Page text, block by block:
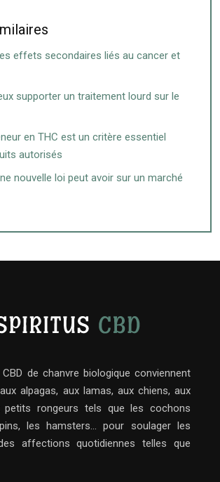
effets secondaires liés au cancer et
supporter un traitement lourd sur le
en THC est un critère essentiel
autorisés
nouvelle loi peut avoir sur un marché
de chanvre biologique conviennent
alpagas, aux lamas, aux chiens, aux
rongeurs tels que les cochons
les hamsters… pour soulager les
affections quotidiennes telles que